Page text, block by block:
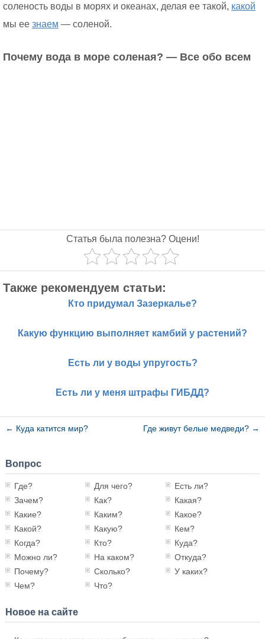
соленость воды в морях и океанах, делая ее такой, какой
мы ее знаем — соленой.
Почему вода в море соленая? — Все обо всем
Статья была полезна? Оцени!
Также рекомендуем статьи:
Кто придумал Зазеркалье?
Какую функцию выполняет камбий у растений?
Есть ли у воды упругость?
Есть ли у меня штрафы ГИБДД?
← Куда катится мир? Где живут белые медведи? →
Вопрос
Где? Для чего?
Есть ли?
Зачем?
Как?
Какая?
Какие?
Каким?
Какое?
Какой?
Какую?
Кем?
Когда?
Кто?
Куда?
Можно ли?
На каком?
Откуда?
Почему?
Сколько?
У каких?
Чем?
Что?
Новое на сайте